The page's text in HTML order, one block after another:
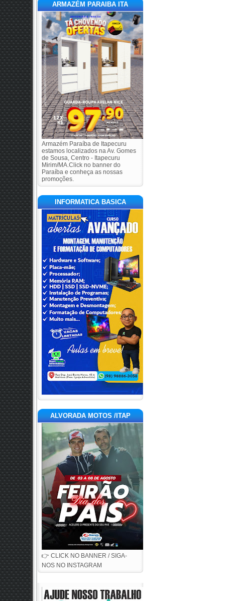
ARMAZÉM PARAIBA ITA
Armazém Paraíba de Itapecuru
estamos localizados na Av. Gomes
de Sousa, Centro - Itapecuru
Mirim/MA.Click no banner do
Paraíba e conheça as nossas
promoções.
INFORMATICA BASICA
ALVORADA MOTOS /ITAP
👉 CLICK NO BANNER / SIGA-
NOS NO INSTAGRAM